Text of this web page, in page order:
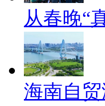
从春晚“
海南自